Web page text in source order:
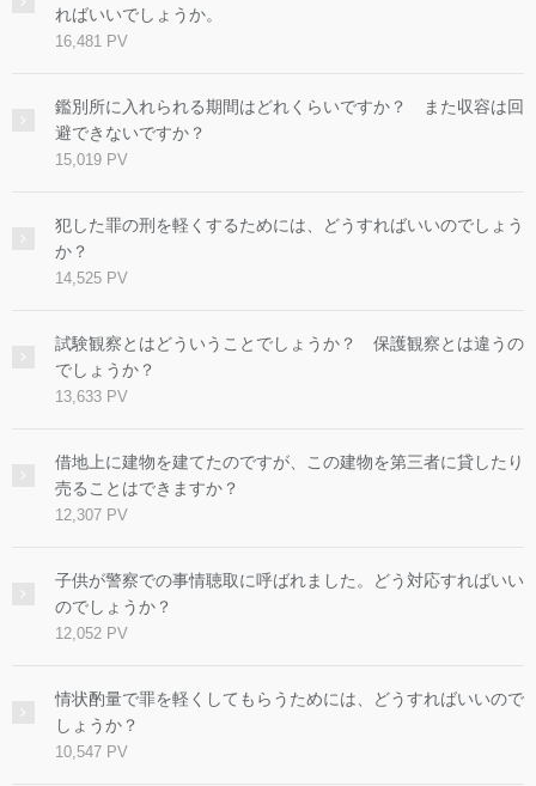
ればいいでしょうか。
16,481 PV
鑑別所に入れられる期間はどれくらいですか？ また収容は回
避できないですか？
15,019 PV
犯した罪の刑を軽くするためには、どうすればいいのでしょう
か？
14,525 PV
試験観察とはどういうことでしょうか？ 保護観察とは違うの
でしょうか？
13,633 PV
借地上に建物を建てたのですが、この建物を第三者に貸したり
売ることはできますか？
12,307 PV
子供が警察での事情聴取に呼ばれました。どう対応すればいい
のでしょうか？
12,052 PV
情状酌量で罪を軽くしてもらうためには、どうすればいいので
しょうか？
10,547 PV